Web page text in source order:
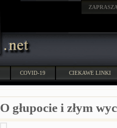
COVID-19 CIEKAWE LINKI
O głupocie i złym